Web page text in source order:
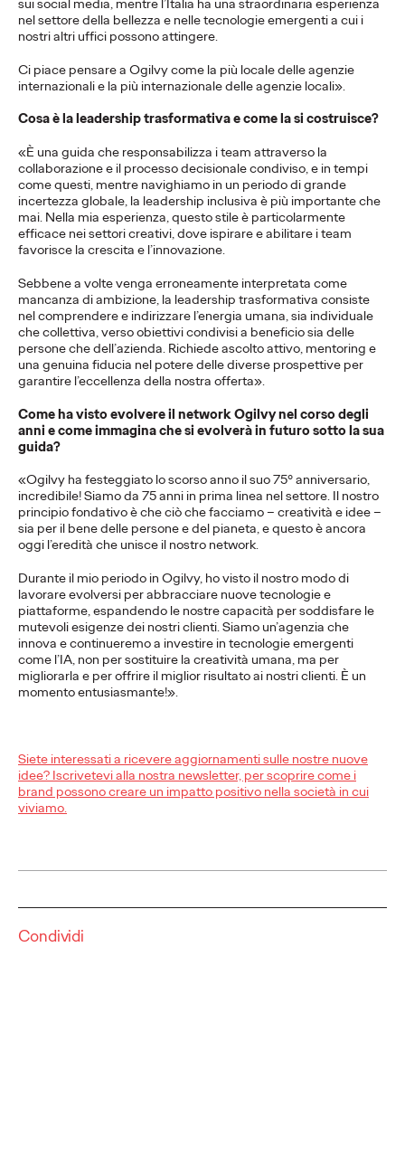
nel settore della bellezza e nelle tecnologie emergenti a cui i
nostri altri uffici possono attingere.
Ci piace pensare a Ogilvy come la più locale delle agenzie
internazionali e la più internazionale delle agenzie locali».
Cosa è la leadership trasformativa e come la si costruisce?
«È una guida che responsabilizza i team attraverso la
collaborazione e il processo decisionale condiviso, e in tempi
come questi, mentre navighiamo in un periodo di grande
incertezza globale, la leadership inclusiva è più importante che
mai. Nella mia esperienza, questo stile è particolarmente
efficace nei settori creativi, dove ispirare e abilitare i team
favorisce la crescita e l’innovazione.
Sebbene a volte venga erroneamente interpretata come
mancanza di ambizione, la leadership trasformativa consiste
nel comprendere e indirizzare l’energia umana, sia individuale
che collettiva, verso obiettivi condivisi a beneficio sia delle
persone che dell’azienda. Richiede ascolto attivo, mentoring e
una genuina fiducia nel potere delle diverse prospettive per
garantire l’eccellenza della nostra offerta».
Come ha visto evolvere il network Ogilvy nel corso degli
anni e come immagina che si evolverà in futuro sotto la sua
guida?
«Ogilvy ha festeggiato lo scorso anno il suo 75° anniversario,
incredibile! Siamo da 75 anni in prima linea nel settore. Il nostro
principio fondativo è che ciò che facciamo – creatività e idee –
sia per il bene delle persone e del pianeta, e questo è ancora
oggi l’eredità che unisce il nostro network.
Durante il mio periodo in Ogilvy, ho visto il nostro modo di
lavorare evolversi per abbracciare nuove tecnologie e
piattaforme, espandendo le nostre capacità per soddisfare le
mutevoli esigenze dei nostri clienti. Siamo un’agenzia che
innova e continueremo a investire in tecnologie emergenti
come l’IA, non per sostituire la creatività umana, ma per
migliorarla e per offrire il miglior risultato ai nostri clienti. È un
momento entusiasmante!».
Siete interessati a ricevere aggiornamenti sulle nostre nuove
idee? Iscrivetevi alla nostra newsletter, per scoprire come i
brand possono creare un impatto positivo nella società in cui
viviamo.
Condividi
Culture.
Press Team 21/11/2025
More →
COMUNICATI STAMPA
Ogilvy Italy launches
Alfasigma’s first
international consumer
campaign for Esoxx
One.
Press Team 13/11/2025
"Fast against reflux" a global consumer healthcare campaign.
LEGGI
OZ Spot - Report n.5
"Money Wise"
More→
Ogilvy nomina Paulo
Gonzalez Content